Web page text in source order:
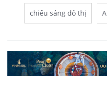
chiếu sáng đô thị